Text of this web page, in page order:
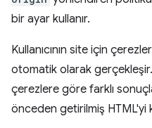
bir ayar kullanır.
Kullanıcının site için
otomatik olarak
çerezlere göre farklı
önceden getirilmiş HTML'yi